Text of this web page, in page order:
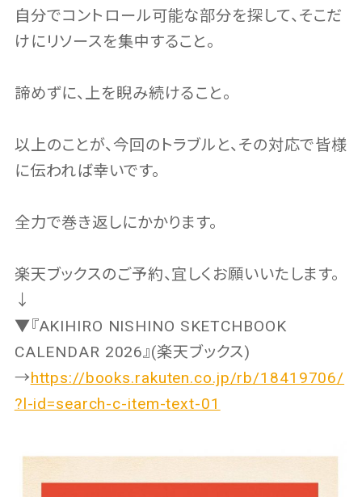
自分でコントロール可能な部分を探して、そこだ
けにリソースを集中すること。
諦めずに、上を睨み続けること。
以上のことが、今回のトラブルと、その対応で皆様
に伝われば幸いです。
全力で巻き返しにかかります。
楽天ブックスのご予約、宜しくお願いいたします。
↓
▼『AKIHIRO NISHINO SKETCHBOOK
CALENDAR 2026』(楽天ブックス)
→https://books.rakuten.co.jp/rb/18419706/
?l-id=search-c-item-text-01